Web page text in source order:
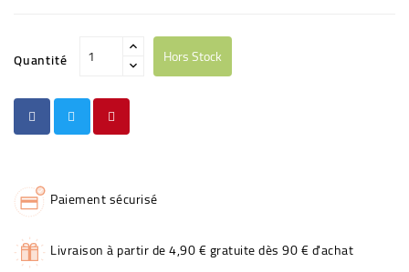
Quantité Hors Stock
Paiement sécurisé
Livraison à partir de 4,90 € gratuite dès 90 € d'achat